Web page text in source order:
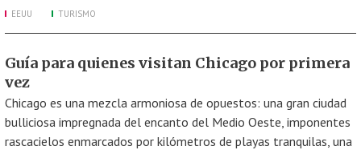
EEUU TURISMO
Guía para quienes visitan Chicago por primera
vez
Chicago es una mezcla armoniosa de opuestos: una gran ciudad
bulliciosa impregnada del encanto del Medio Oeste, imponentes
rascacielos enmarcados por kilómetros de playas tranquilas, una